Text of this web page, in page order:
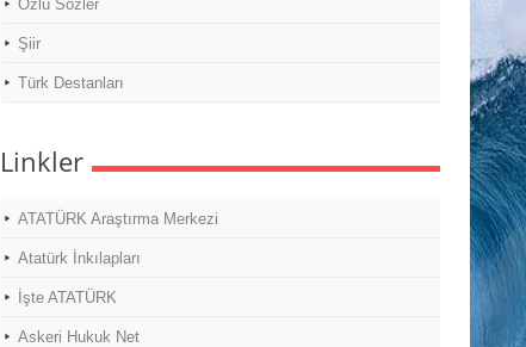
Özlü Sözler
Şiir
Türk Destanları
Linkler
ATATÜRK Araştırma Merkezi
Atatürk İnkılapları
İşte ATATÜRK
Askeri Hukuk Net